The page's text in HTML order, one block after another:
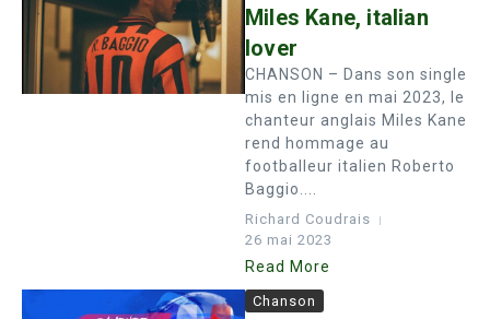
Miles Kane, italian
lover
CHANSON – Dans son single
mis en ligne en mai 2023, le
chanteur anglais Miles Kane
rend hommage au
footballeur italien Roberto
Baggio....
Richard Coudrais
26 mai 2023
Read More
Chanson